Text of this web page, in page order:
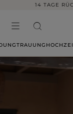
14 TAGE
TRAUUNG